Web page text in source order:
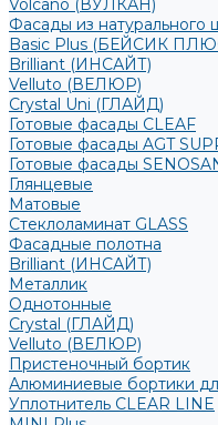
Volcano (ВУЛКАН)
Фасады из
Basic Plus (БЕЙСИК
Brilliant (ИНСАЙТ)
Velluto (ВЕЛЮР)
Crystal Uni (ГЛАЙД)
Готовые фасады CLEAF
Готовые фасады AGT
Готовые фасады
Глянцевые
Матовые
Стеклоламинат GLASS
Фасадные полотна
Brilliant (ИНСАЙТ)
Металлик
Однотонные
Crystal (ГЛАЙД)
Velluto (ВЕЛЮР)
Пристеночный бортик
Алюминиевые бортики
Уплотнитель CLEAR LINE